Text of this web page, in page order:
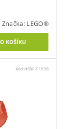
Značka: LEGO®
Kód: HSBR-F1936